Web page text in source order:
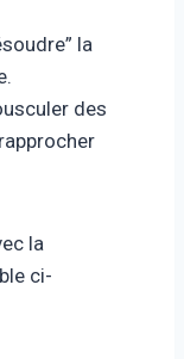
la
des
la
ci-